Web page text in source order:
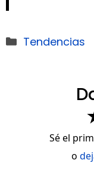
Categorías
Tendencias
Sé el
o